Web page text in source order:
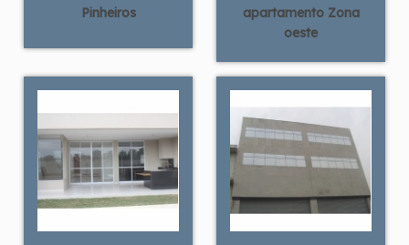
Pinheiros
apartamento Zona
oeste